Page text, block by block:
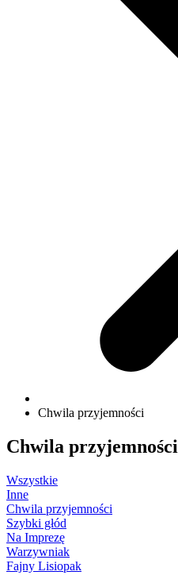
Chwila przyjemności
Chwila przyjemności
Wszystkie
Inne
Chwila przyjemności
Szybki głód
Na Imprezę
Warzywniak
Fajny Lisiopak